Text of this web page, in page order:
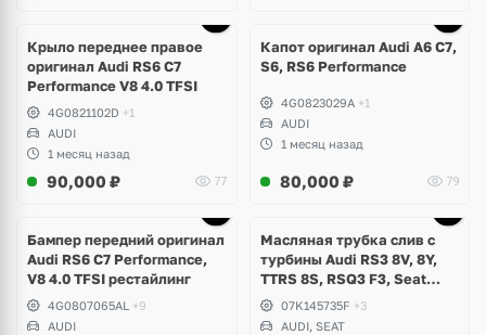
Крыло переднее правое
оригинал Audi RS6 C7
Performance V8 4.0 TFSI
4G0821102D +1
AUDI
1 месяц назад
90,000 ₽ 77
Капот оригинал Audi A6 C7,
S6, RS6 Performance
4G0823029A +1
AUDI
1 месяц назад
80,000 ₽ 79
Бампер передний оригинал
Audi RS6 C7 Performance,
V8 4.0 TFSI рестайлинг
4G0807065AL
+9
AUDI
Масляная трубка слив с
турбины Audi RS3 8V, 8Y,
TTRS 8S, RSQ3 F3, Seat
Formentor Cupra 2.5 TFSI
Evo, DAZA, DNWA, DNWB
07K145735F +3
AUDI, SEAT